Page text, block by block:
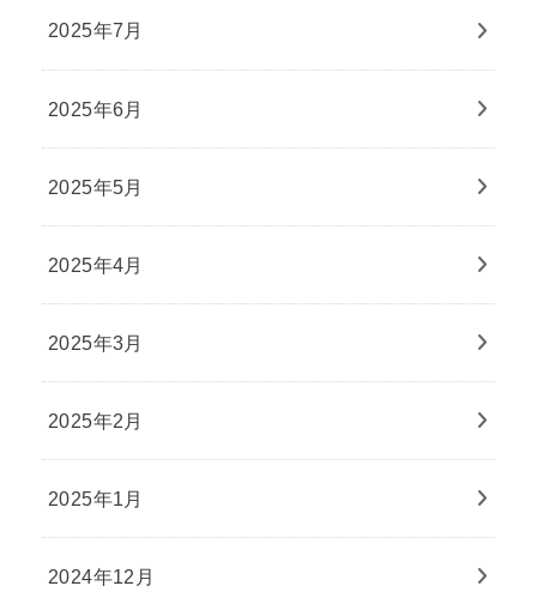
2025年7月
2025年6月
2025年5月
2025年4月
2025年3月
2025年2月
2025年1月
2024年12月